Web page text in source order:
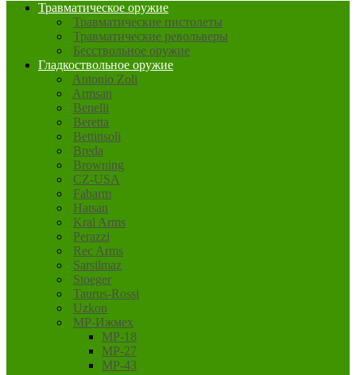
Травматическое оружие
Травматические пистолеты
Травматические револьверы
Бесствольное оружие
Гладкоствольное оружие
Antonio Zoli
Armsan
Benelli
Beretta
Bettinsoli
Breda
Browning
CZ-USA
Fabarm
Hatsan
Kral Arms
Perazzi
Rec Arms
Sarsilmaz
Stoeger
Taurus-Rossi
Uzkon
MP-Ижмех
MP-18
MP-27
MP-43